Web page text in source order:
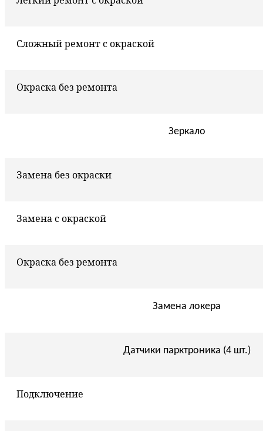
Сложный ремонт с окраской
Окраска без ремонта
Зеркало
Замена без окраски
Замена с окраской
Окраска без ремонта
Замена локера
Датчики парктроника (4 шт.)
Подключение